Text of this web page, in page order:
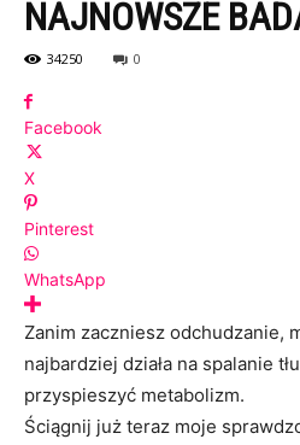
NAJNOWSZE
34250 0
Facebook
X
Pinterest
WhatsApp
Zanim zaczniesz odchudzanie,
najbardziej działa na spalanie
przyspieszyć metabolizm.
Ściągnij już teraz moje